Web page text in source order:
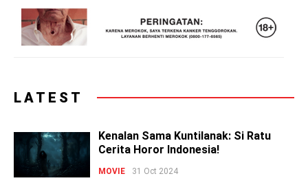
LATEST
Kenalan Sama Kuntilanak: Si Ratu
Cerita Horor Indonesia!
MOVIE 31 Oct 2024